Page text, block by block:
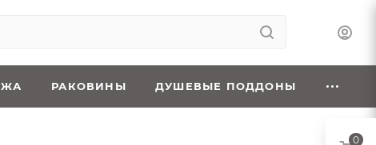
РАКОВИНЫ ДУШЕВЫЕ ПОДДОНЫ
0